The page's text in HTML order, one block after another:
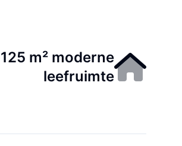
125 m² moderne
leefruimte